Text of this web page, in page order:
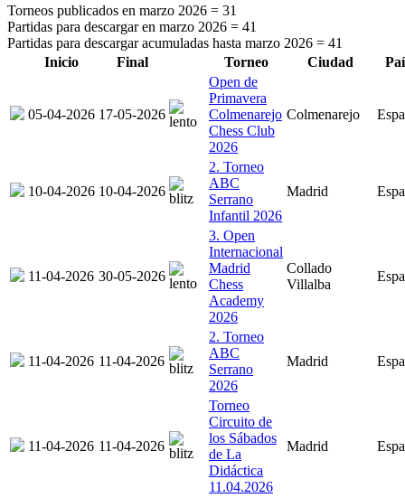
Torneos publicados en marzo 2026 = 31
Partidas para descargar en marzo 2026 = 41
Partidas para descargar acumuladas hasta marzo 2026 = 41
Inicio
Final Torneo Ciudad
05-04-2026 17-05-2026
Open de
Primavera
Colmenarejo
Chess Club
2026
Colmenarejo
10-04-2026 10-04-2026
2. Torneo
ABC
Serrano
Infantil 2026
Madrid
11-04-2026 30-05-2026
3. Open
Internacional
Madrid
Chess
Academy
2026
Collado
Villalba
11-04-2026 11-04-2026
2. Torneo
ABC
Serrano
2026
Madrid
11-04-2026 11-04-2026
Torneo
Circuito de
los Sábados
de La
Didáctica
11.04.2026
Madrid